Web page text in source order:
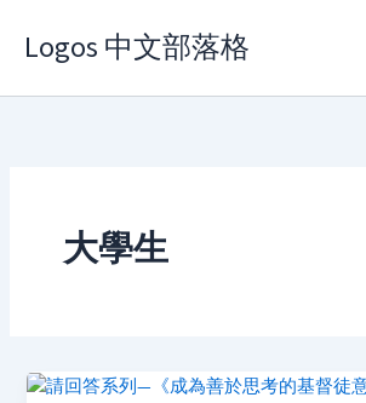
Logos 中文部落格
大學生